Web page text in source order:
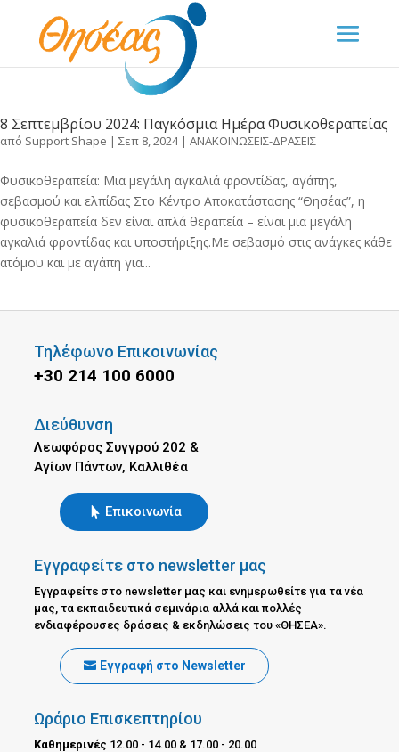
8 Σεπτεμβρίου 2024: Παγκόσμια Ημέρα Φυσικοθεραπείας
από Support Shape | Σεπ 8, 2024| ΑΝΑΚΟΙΝΩΣΕΙΣ-ΔΡΑΣΕΙΣ
Φυσικοθεραπεία: Μια μεγάλη αγκαλιά φροντίδας, αγάπης,
σεβασμού και ελπίδας Στο Κέντρο Αποκατάστασης “Θησέας”, η
φυσικοθεραπεία δεν είναι απλά θεραπεία – είναι μια μεγάλη
αγκαλιά φροντίδας και υποστήριξης.Με σεβασμό στις ανάγκες κάθε
ατόμου και με αγάπη για...
Τηλέφωνο Επικοινωνίας
+30 214 100 6000
Διεύθυνση
Λεωφόρος Συγγρού 202 &
Αγίων Πάντων, Καλλιθέα
Επικοινωνία
Εγγραφείτε στο newsletter μας
Εγγραφείτε στο newsletter μας και ενημερωθείτε για τα νέα
μας, τα εκπαιδευτικά σεμινάρια αλλά και πολλές
ενδιαφέρουσες δράσεις & εκδηλώσεις του «ΘΗΣΕΑ».
Εγγραφή στο Newsletter
Ωράριο Επισκεπτηρίου
Καθημερινές 12.00 - 14.00 & 17.00 - 20.00